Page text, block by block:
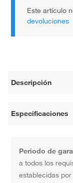
Este artículo
devoluciones
Descripción
Especificaciones
Periodo de
a todos los
establecidas